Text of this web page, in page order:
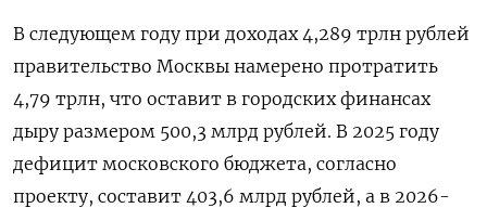
В следующем году при доходах 4,289 трлн рублей
правительство Москвы намерено протратить
4,79 трлн, что оставит в городских финансах
дыру размером 500,3 млрд рублей. В 2025 году
дефицит московского бюджета, согласно
проекту, составит 403,6 млрд рублей, а в 2026-